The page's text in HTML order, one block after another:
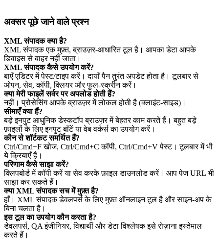
अक्सर पूछे जाने वाले प्रश्न
XML संपादक क्या है?
XML संपादक एक मुफ़्त, ब्राउज़र‑आधारित टूल है। आपका डेटा आपके
डिवाइस से बाहर नहीं जाता।
XML संपादक कैसे उपयोग करें?
बाएँ एडिटर में पेस्ट/टाइप करें। दायाँ पैन तुरंत अपडेट होता है। टूलबार से
ओपन, सेव, कॉपी, क्लियर और फुल‑स्क्रीन करें।
क्या मेरी फाइलें सर्वर पर अपलोड होती हैं?
नहीं। प्रोसेसिंग आपके ब्राउज़र में लोकल होती है (क्लाइंट‑साइड)।
सीमाएँ क्या हैं?
बड़े इनपुट आधुनिक डेस्कटॉप ब्राउज़र में बेहतर काम करते हैं। बहुत बड़े
फ़ाइलों के लिए इनपुट बाँटें या वेब वर्कर्स का उपयोग करें।
कौन से शॉर्टकट समर्थित हैं?
Ctrl/Cmd+F खोज, Ctrl/Cmd+C कॉपी, Ctrl/Cmd+V पेस्ट। टूलबार में भी
ये क्रियाएँ हैं।
परिणाम कैसे साझा करें?
क्लिपबोर्ड में कॉपी करें या सेव करके फ़ाइल डाउनलोड करें। आप पेज URL भी
साझा कर सकते हैं।
क्या XML संपादक सच में मुफ़्त है?
हाँ। XML संपादक डेवलपर्स के लिए मुफ़्त ऑनलाइन टूल है और साइन‑अप के
बिना चलता है।
इस टूल का उपयोग कौन करता है?
डेवलपर्स, QA इंजीनियर, विद्यार्थी और डेटा विश्लेषक इसे रोज़ाना इस्तेमाल
करते हैं।